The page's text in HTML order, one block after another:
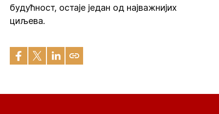
будућност, остаје један од најважнијих
циљева.